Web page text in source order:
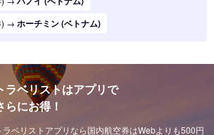
田)) ホーチミン (ベトナム)
(羽田))→台北 (台湾)
(羽田))→広州 (中国)
(羽田))→北京 (中国)
羽田)) → サンフランシスコ (アメリカ)
→ ホーチミン (ベトナム)
(羽田))→ドーハ (カタール)
→ドーハ (カタール)
→アブダビ (アラブ首長国)
ラベリストはアプリで
らにお得！
ラベリストアプリなら国内航空券はWebよりも500円